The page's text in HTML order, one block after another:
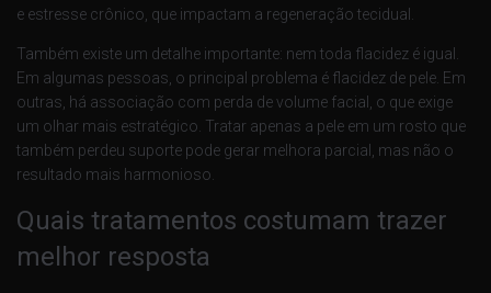
e estresse crônico, que impactam a regeneração tecidual.
Também existe um detalhe importante: nem toda flacidez é igual.
Em algumas pessoas, o principal problema é flacidez de pele. Em
outras, há associação com perda de volume facial, o que exige
um olhar mais estratégico. Tratar apenas a pele em um rosto que
também perdeu suporte pode gerar melhora parcial, mas não o
resultado mais harmonioso.
Quais tratamentos costumam trazer
melhor resposta